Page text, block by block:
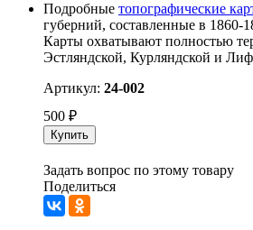
Подробные топографические
губерний, составленные в 1860-
Карты охватывают полностью
Эстляндской, Курляндской и
Артикул: 24-002
500 ₽
Купить
Задать вопрос по этому товару
Поделиться